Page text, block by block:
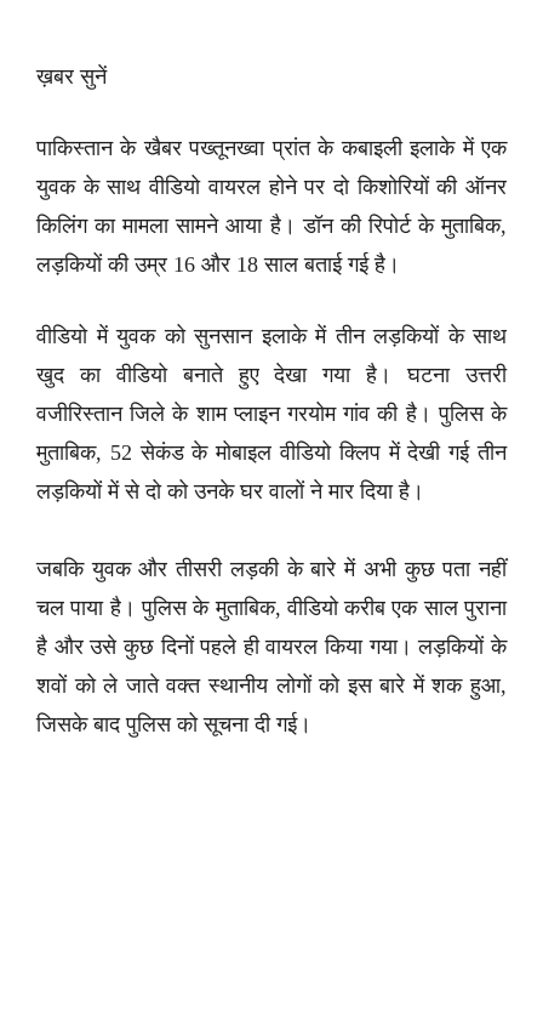
ख़बर सुनें
पाकिस्तान के खैबर पख्तूनख्वा प्रांत के कबाइली इलाके में एक
युवक के साथ वीडियो वायरल होने पर दो किशोरियों की ऑनर
किलिंग का मामला सामने आया है। डॉन की रिपोर्ट के मुताबिक,
लड़कियों की उम्र 16 और 18 साल बताई गई है।
वीडियो में युवक को सुनसान इलाके में तीन लड़कियों के साथ
खुद का वीडियो बनाते हुए देखा गया है। घटना उत्तरी
वजीरिस्तान जिले के शाम प्लाइन गरयोम गांव की है। पुलिस के
मुताबिक, 52 सेकंड के मोबाइल वीडियो क्लिप में देखी गई तीन
लड़कियों में से दो को उनके घर वालों ने मार दिया है।
जबकि युवक और तीसरी लड़की के बारे में अभी कुछ पता नहीं
चल पाया है। पुलिस के मुताबिक, वीडियो करीब एक साल पुराना
है और उसे कुछ दिनों पहले ही वायरल किया गया। लड़कियों के
शवों को ले जाते वक्त स्थानीय लोगों को इस बारे में शक हुआ,
जिसके बाद पुलिस को सूचना दी गई।